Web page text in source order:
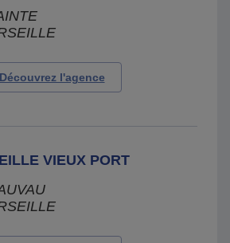
Découvrez l'agence
VIEUX PORT